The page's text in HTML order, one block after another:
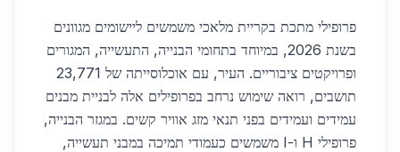
פרופילי מתכת בקריית מלאכי משמשים ליישומים מגוונים
בשנת 2026, במיוחד בתחומי הבנייה, התעשייה, המגורים
ופרויקטים ציבוריים. העיר, עם אוכלוסייתה של 23,771
תושבים, רואה שימוש נרחב בפרופילים אלה לבניית מבנים
עמידים ועמידים בפני תנאי מזג אוויר קשים. במגזר הבנייה,
פרופילי H ו-I משמשים כעמודי תמיכה במבני תעשייה,